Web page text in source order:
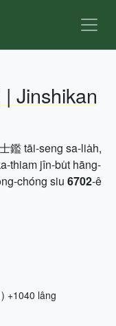
Jinshikan
鑑 tāi-seng sa-lia̍h,
thiam jîn-bu̍t hāng-
chóng siu 6702-ê
+1040 lâng